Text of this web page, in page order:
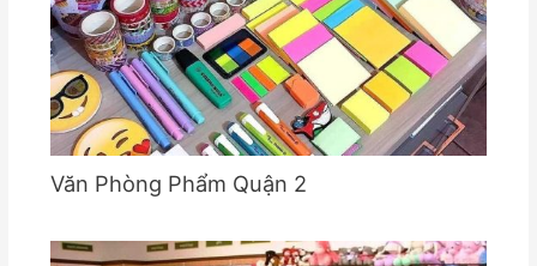
Văn Phòng Phẩm Quận 2